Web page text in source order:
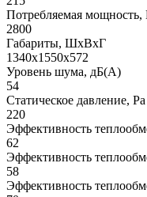
Потребляемая мощность,
2800
Габариты, ШхВхГ
1340x1550x572
Уровень шума, дБ(А)
54
Статическое давление, Pa
220
Эффективность
62
Эффективность
58
Эффективность